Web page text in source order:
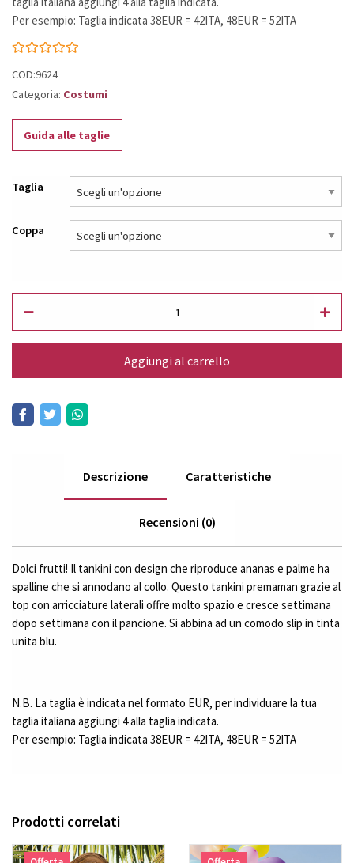
Per esempio: Taglia indicata 38EUR = 42ITA, 48EUR = 52ITA
COD:9624
Categoria: Costumi
Guida alle taglie
Taglia
Coppa
Aggiungi al carrello
Descrizione Caratteristiche
Recensioni (0)
Dolci frutti! Il tankini con design che riproduce ananas e palme ha
spalline che si annodano al collo. Questo tankini premaman grazie al
top con arricciature laterali offre molto spazio e cresce settimana
dopo settimana con il pancione. Si abbina ad un comodo slip in tinta
unita blu.
N.B. La taglia è indicata nel formato EUR, per individuare la tua
taglia italiana aggiungi 4 alla taglia indicata.
Per esempio: Taglia indicata 38EUR = 42ITA, 48EUR = 52ITA
Prodotti correlati